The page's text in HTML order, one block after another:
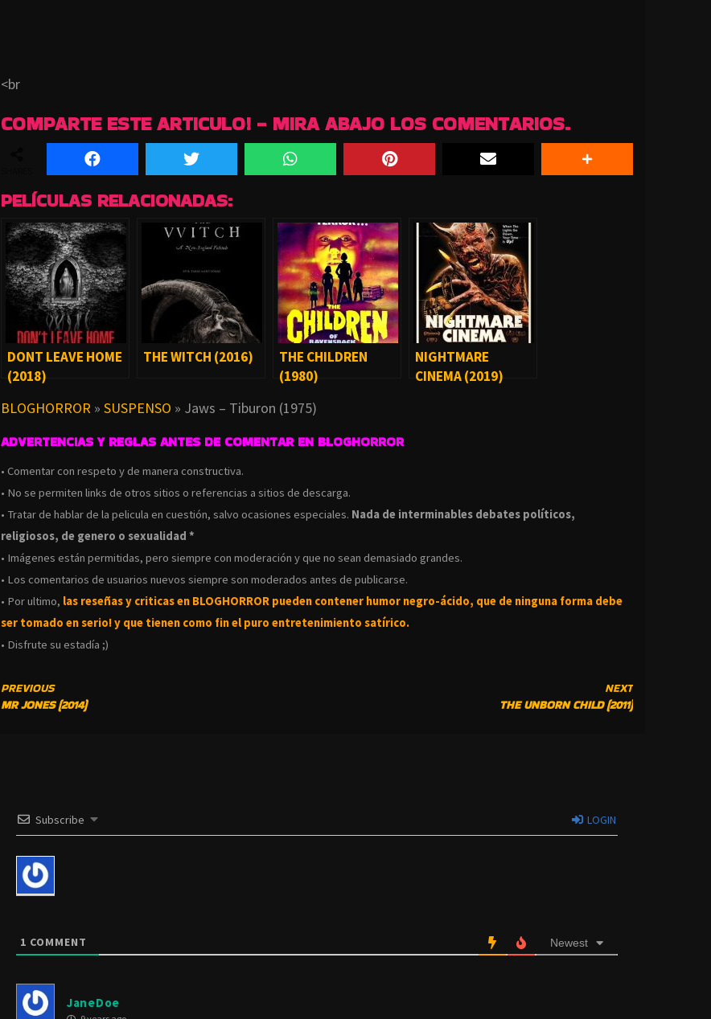
<br
COMPARTE ESTE ARTICULO! - MIRA ABAJO LOS COMENTARIOS.
PELÍCULAS RELACIONADAS:
DONT LEAVE HOME
(2018)
THE WITCH (2016)
THE CHILDREN
(1980)
NIGHTMARE
CINEMA (2019)
BLOGHORROR » SUSPENSO » Jaws – Tiburon (1975)
ADVERTENCIAS Y REGLAS ANTES DE COMENTAR EN BLOGHORROR
• Comentar con respeto y de manera constructiva.
• No se permiten links de otros sitios o referencias a sitios de descarga.
• Tratar de hablar de la pelicula en cuestión, salvo ocasiones especiales. Nada de interminables debates políticos,
religiosos, de genero o sexualidad *
• Imágenes están permitidas, pero siempre con moderación y que no sean demasiado grandes.
• Los comentarios de usuarios nuevos siempre son moderados antes de publicarse.
• Por ultimo, las reseñas y criticas en BLOGHORROR pueden contener humor negro-ácido, que de ninguna forma debe
ser tomado en serio! y que tienen como fin el puro entretenimiento satírico.
• Disfrute su estadía ;)
CONTINUE
READING
PREVIOUS
MR JONES (2014)
NEXT
THE UNBORN CHILD (2011)
Subscribe LOGIN
1 COMMENT Newest
JaneDoe